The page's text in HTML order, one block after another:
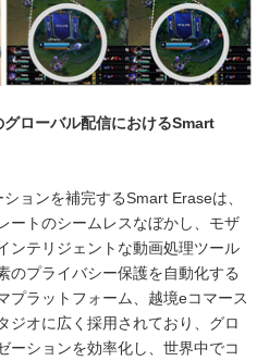
ローバル配信におけるSmart
ョンを補完するSmart Eraseは、
ートのシームレスなぼかし、モザ
ンテリジェントな動画処理ツール
のプライバシー保護を自動化する
プラットフォーム、越境eコマース
ジオに広く採用されており、グロ
ーションを効率化し、世界中でコ